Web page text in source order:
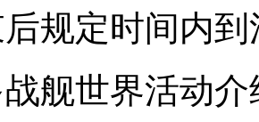
规定时间内
世界活动介